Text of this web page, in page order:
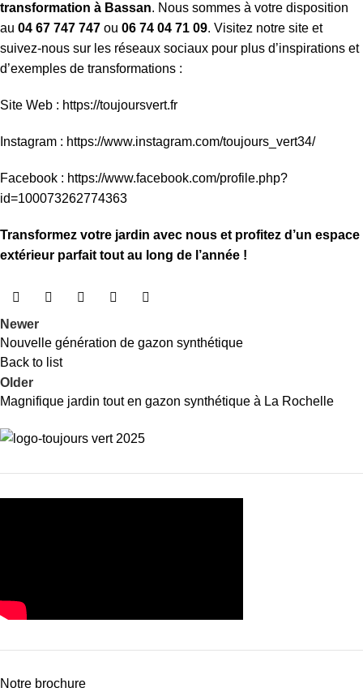
transformation à Bassan. Nous sommes à votre disposition
au 04 67 747 747 ou 06 74 04 71 09. Visitez notre site et
suivez-nous sur les réseaux sociaux pour plus d’inspirations et
d’exemples de transformations :
Site Web : https://toujoursvert.fr
Instagram : https://www.instagram.com/toujours_vert34/
Facebook : https://www.facebook.com/profile.php?
id=100073262774363
Transformez votre jardin avec nous et profitez d’un espace
extérieur parfait tout au long de l’année !
Newer
Nouvelle génération de gazon synthétique
Back to list
Older
Magnifique jardin tout en gazon synthétique à La Rochelle
Notre brochure